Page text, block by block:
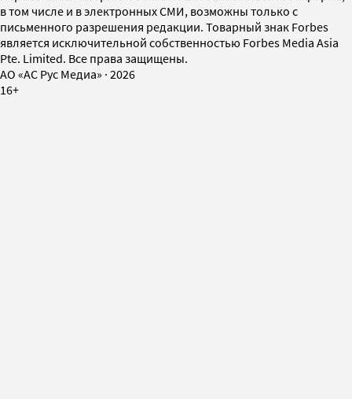
в том числе и в электронных СМИ, возможны только с
письменного разрешения редакции. Товарный знак Forbes
является исключительной собственностью Forbes Media Asia
Pte. Limited. Все права защищены.
AO «АС Рус Медиа» · 2026
16+